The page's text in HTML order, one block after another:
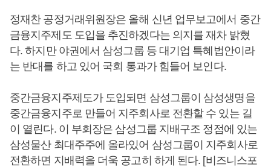
정재찬 공정거래위원장은 올해 신년 업무보고에서 중간
금융지주제도 도입을 추진하겠다는 의지를 재차 밝혔
다. 하지만 야권에서 삼성그룹 등 대기업 특혜법안이라
는 반대를 하고 있어 국회 통과가 힘들어 보인다.
중간금융지주제도가 도입되면 삼성그룹이 삼성생명을
중간금융지주로 만들어 지주회사로 전환할 수 있는 길
이 열린다. 이 부회장은 삼성그룹 지배구조 정점에 있는
삼성물산 최대주주에 올라있어 삼성그룹이 지주회사로
전환하면 지배력을 더욱 공고히 하게 된다. [비즈니스포